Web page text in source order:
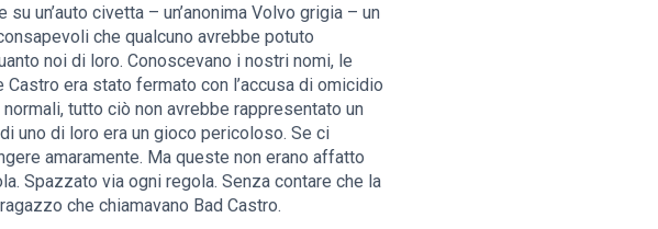
un’auto civetta – un’anonima Volvo grigia – un
che qualcuno avrebbe potuto
noi di loro. Conoscevano i nostri nomi, le
era stato fermato con l’accusa di omicidio
tutto ciò non avrebbe rappresentato un
uno di loro era un gioco pericoloso. Se ci
amaramente. Ma queste non erano affatto
Spazzato via ogni regola. Senza contare che la
che chiamavano Bad Castro.